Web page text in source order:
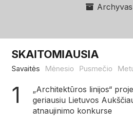
Archyvas
SKAITOMIAUSIA
Savaitės Mėnesio Pusmečio
„Architektūros linijos“
geriausiu Lietuvos
atnaujinimo konkurse